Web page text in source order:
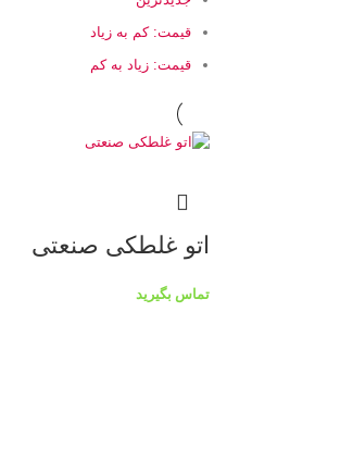
قیمت: کم به زیاد
قیمت: زیاد به کم
اتو غلطکی صنعتی
تماس بگیرید